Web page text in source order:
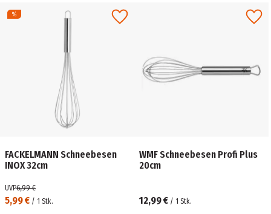
FACKELMANN Schneebesen
INOX 32cm
5,99 € / 1 Stk.
UVP6,99 €
WMF Schneebesen Profi Plus
20cm
12,99 € / 1 Stk.